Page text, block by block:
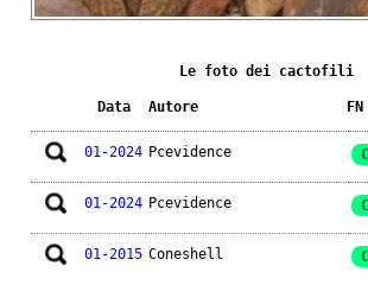
Le foto dei cactofili
Data Autore FN
01-2024 Pcevidence
01-2024 Pcevidence
01-2015 Coneshell